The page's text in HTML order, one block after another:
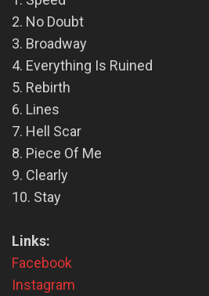
2. No Doubt
3. Broadway
4. Everything Is Ruined
5. Rebirth
6. Lines
7. Hell Scar
8. Piece Of Me
9. Clearly
10. Stay
Links:
Facebook
Instagram